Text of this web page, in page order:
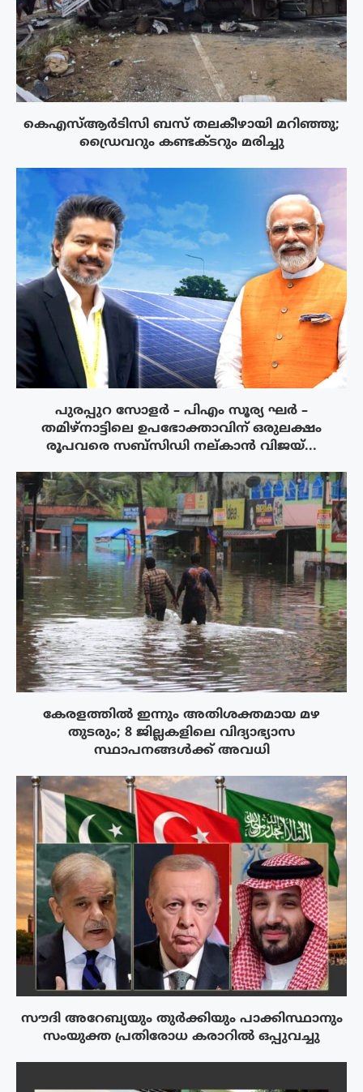
കെഎസ്ആർടിസി ബസ് തലകീഴായി മറിഞ്ഞു;
ഡ്രൈവറും കണ്ടക്ടറും മരിച്ചു
പുരപ്പുറ സോളർ – പിഎം സൂര്യ ഘർ –
തമിഴ്നാട്ടിലെ ഉപഭോക്താവിന് ഒരുലക്ഷം
രൂപവരെ സബ്സിഡി നല്കാൻ വിജയ്...
കേരളത്തിൽ ഇന്നും അതിശക്തമായ മഴ
തുടരും; 8 ജില്ലകളിലെ വിദ്യാഭ്യാസ
സ്ഥാപനങ്ങൾക്ക് അവധി
സൗദി അറേബ്യയും തുർക്കിയും പാക്കിസ്ഥാനും
സംയുക്ത പ്രതിരോധ കരാറിൽ ഒപ്പുവച്ചു